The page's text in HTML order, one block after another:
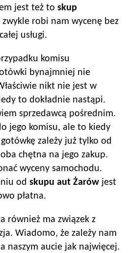
jest też to skup
zwykle robi nam wycenę bez
usługi.
komisu
bynajmniej nie
nikt nie jest w
to dokładnie nastąpi.
sprzedawcą pośrednim.
jego komisu, ale to kiedy
zależy już tylko od
chętna na jego zakup.
wyceny samochodu.
od skupu aut Żarów jest
płatna.
również ma związek z
Wiadomo, że zależy nam
naszym aucie jak najwięcej.